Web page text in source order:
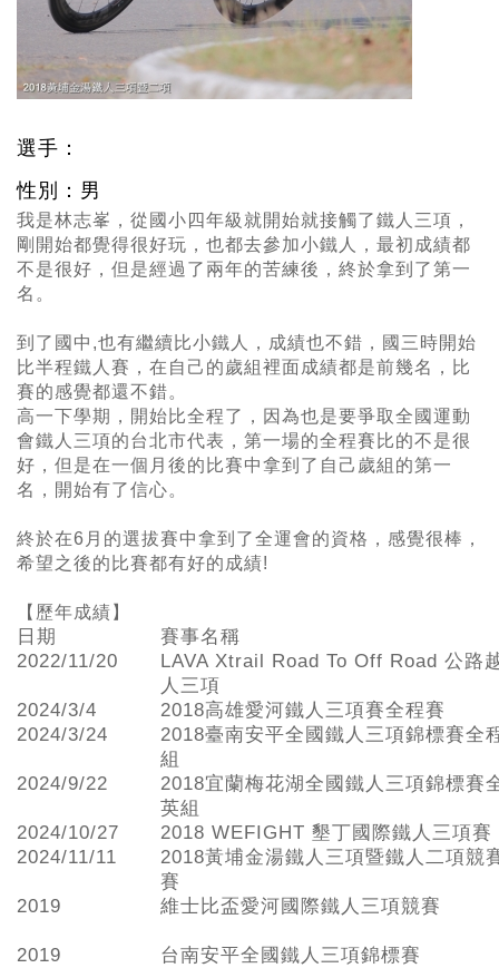
選手：
性別：男
我是林志峯 ， 從國小四年級就開始就接觸了鐵人三項 ，
剛開始都覺得很好玩 ， 也都去參加小鐵人 ， 最初成績都
不是很好 ， 但是經過了兩年的苦練後 ， 終於拿到了第一
名。
到了國中,也有繼續比小鐵人 ， 成績也不錯 ， 國三時開始
比半程鐵人賽 ， 在自己的歲組裡面成績都是前幾名 ， 比
賽的感覺都還不錯。
高一下學期 ， 開始比全程了 ， 因為也是要爭取全國運動
會鐵人三項的台北市代表 ， 第一場的全程賽比的不是很
好 ， 但是在一個月後的比賽中拿到了自己歲組的第一
名 ， 開始有了信心。
終於在6月的選拔賽中拿到了全運會的資格，感覺很棒，
希望之後的比賽都有好的成績!
【歷年成績】
日期
賽事名稱
2022/11/20
LAVA Xtrail Road To Off Road 公路
人三項
2024/3/4
2018高雄愛河鐵人三項賽全程賽
2024/3/24
2018臺南安平全國鐵人三項錦標賽全
組
2024/9/22
2018宜蘭梅花湖全國鐵人三項錦標賽
英組
2024/10/27
2018 WEFIGHT 墾丁國際鐵人三項賽
2024/11/11
2018黃埔金湯鐵人三項暨鐵人二項競
賽
2019
維士比盃愛河國際鐵人三項競賽
2019 台南安平全國鐵人三項錦標賽